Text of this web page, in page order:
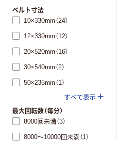
ベルト寸法
10×330mm（24）
12×330mm（12）
20×520mm（16）
30×540mm（2）
50×235mm（1）
すべて表示
最大回転数（毎分）
8000回未満（3）
8000～10000回未満（1）